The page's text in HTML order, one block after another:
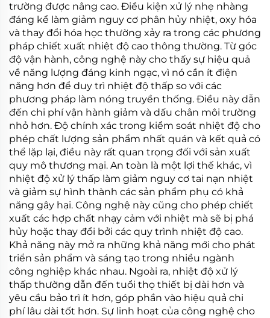
trường được nâng cao. Điều kiện xử lý nhẹ nhàng
đáng kể làm giảm nguy cơ phân hủy nhiệt, oxy hóa
và thay đổi hóa học thường xảy ra trong các phương
pháp chiết xuất nhiệt độ cao thông thường. Từ góc
độ vận hành, công nghệ này cho thấy sự hiệu quả
về năng lượng đáng kinh ngạc, vì nó cần ít điện
năng hơn để duy trì nhiệt độ thấp so với các
phương pháp làm nóng truyền thống. Điều này dẫn
đến chi phí vận hành giảm và dấu chân môi trường
nhỏ hơn. Độ chính xác trong kiểm soát nhiệt độ cho
phép chất lượng sản phẩm nhất quán và kết quả có
thể lặp lại, điều này rất quan trọng đối với sản xuất
quy mô thương mại. An toàn là một lợi thế khác, vì
nhiệt độ xử lý thấp làm giảm nguy cơ tai nạn nhiệt
và giảm sự hình thành các sản phẩm phụ có khả
năng gây hại. Công nghệ này cũng cho phép chiết
xuất các hợp chất nhạy cảm với nhiệt mà sẽ bị phá
hủy hoặc thay đổi bởi các quy trình nhiệt độ cao.
Khả năng này mở ra những khả năng mới cho phát
triển sản phẩm và sáng tạo trong nhiều ngành
công nghiệp khác nhau. Ngoài ra, nhiệt độ xử lý
thấp thường dẫn đến tuổi thọ thiết bị dài hơn và
yêu cầu bảo trì ít hơn, góp phần vào hiệu quả chi
phí lâu dài tốt hơn. Sự linh hoạt của công nghệ cho